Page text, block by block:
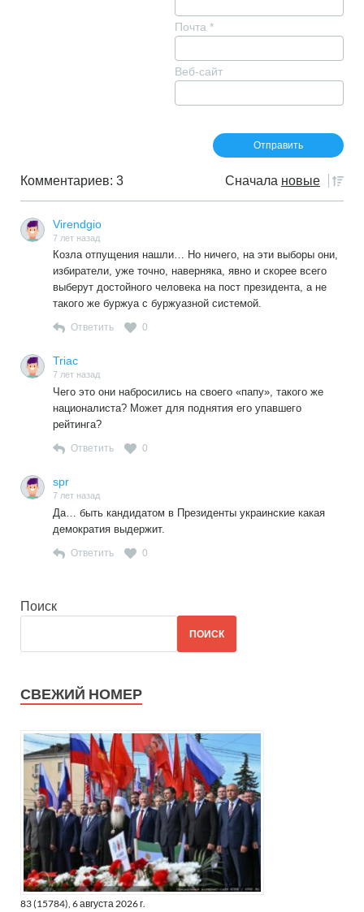
Почта *
Веб-сайт
Комментариев: 3 Сначала новые
Virendgio
7 лет назад
Козла отпущения нашли… Но ничего, на эти выборы они,
избиратели, уже точно, наверняка, явно и скорее всего
выберут достойного человека на пост президента, а не
такого же буржуа с буржуазной системой.
Ответить 0
Triac
7 лет назад
Чего это они набросились на своего «папу», такого же
националиста? Может для поднятия его упавшего
рейтинга?
Ответить 0
spr
7 лет назад
Да… быть кандидатом в Президенты украинские какая
демократия выдержит.
Ответить 0
Поиск
ПОИСК
СВЕЖИЙ НОМЕР
83 (15784), 6 августа 2026 г.